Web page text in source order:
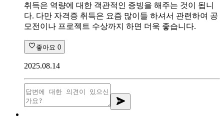
취득은 역량에 대한 객관적인 증빙을 해주는 것이 됩니
다. 다만 자격증 취득은 요즘 많이들 하셔서 관련하여 공
모전이나 프로젝트 수상까지 하면 더욱 좋습니다.
좋아요 0
2025.08.14